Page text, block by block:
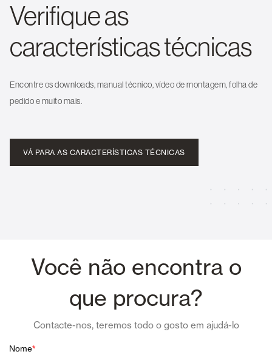
Verifique as
características técnicas
Encontre os downloads, manual técnico, vídeo de montagem, folha de
pedido e muito mais.
VÁ PARA AS CARACTERÍSTICAS TÉCNICAS
Você não encontra o
que procura?
Contacte-nos, teremos todo o gosto em ajudá-lo